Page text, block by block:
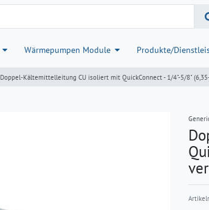
Wärmepumpen Module Produkte/
Doppel-Kältemittelleitung CU isoliert mit QuickConnect - 1/4"-5/8"